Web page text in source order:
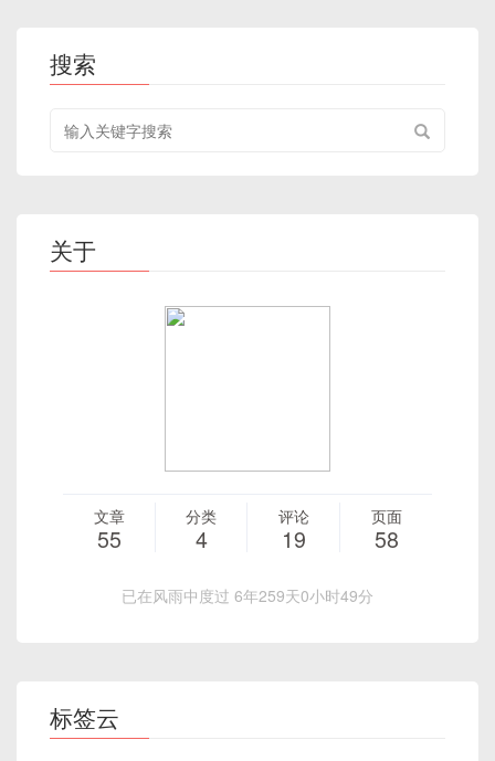
搜索
关于
文章
55
分类
4
评论
19
页面
58
已在风雨中度过 6年259天0小时49分
标签云